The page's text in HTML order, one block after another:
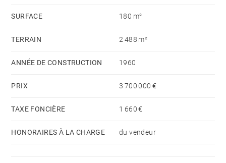
SURFACE 180 m²
TERRAIN 2 488 m²
ANNÉE DE CONSTRUCTION 1960
PRIX 3 700 000 €
TAXE FONCIÈRE 1 660 €
HONORAIRES À LA CHARGE du vendeur